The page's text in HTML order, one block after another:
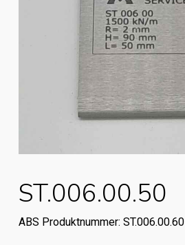
ST.006.00.50
ABS Produktnummer: ST.006.00.60